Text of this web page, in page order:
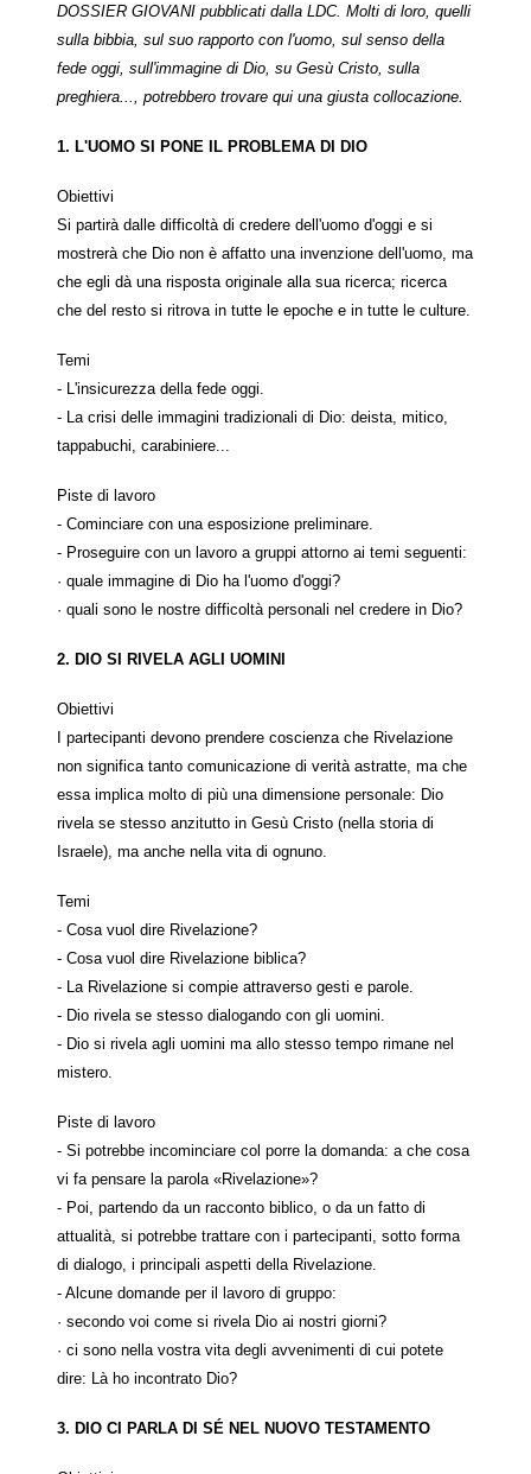
DOSSIER GIOVANI pubblicati dalla LDC. Molti di loro, quelli
sulla bibbia, sul suo rapporto con l'uomo, sul senso della
fede oggi, sull'immagine di Dio, su Gesù Cristo, sulla
preghiera..., potrebbero trovare qui una giusta collocazione.
1. L'UOMO SI PONE IL PROBLEMA DI DIO
Obiettivi
Si partirà dalle difficoltà di credere dell'uomo d'oggi e si
mostrerà che Dio non è affatto una invenzione dell'uomo, ma
che egli dà una risposta originale alla sua ricerca; ricerca
che del resto si ritrova in tutte le epoche e in tutte le culture.
Temi
- L'insicurezza della fede oggi.
- La crisi delle immagini tradizionali di Dio: deista, mitico,
tappabuchi, carabiniere...
Piste di lavoro
- Cominciare con una esposizione preliminare.
- Proseguire con un lavoro a gruppi attorno ai temi seguenti:
· quale immagine di Dio ha l'uomo d'oggi?
· quali sono le nostre difficoltà personali nel credere in Dio?
2. DIO SI RIVELA AGLI UOMINI
Obiettivi
I partecipanti devono prendere coscienza che Rivelazione
non significa tanto comunicazione di verità astratte, ma che
essa implica molto di più una dimensione personale: Dio
rivela se stesso anzitutto in Gesù Cristo (nella storia di
Israele), ma anche nella vita di ognuno.
Temi
- Cosa vuol dire Rivelazione?
- Cosa vuol dire Rivelazione biblica?
- La Rivelazione si compie attraverso gesti e parole.
- Dio rivela se stesso dialogando con gli uomini.
- Dio si rivela agli uomini ma allo stesso tempo rimane nel
mistero.
Piste di lavoro
- Si potrebbe incominciare col porre la domanda: a che cosa
vi fa pensare la parola «Rivelazione»?
- Poi, partendo da un racconto biblico, o da un fatto di
attualità, si potrebbe trattare con i partecipanti, sotto forma
di dialogo, i principali aspetti della Rivelazione.
- Alcune domande per il lavoro di gruppo:
· secondo voi come si rivela Dio ai nostri giorni?
· ci sono nella vostra vita degli avvenimenti di cui potete
dire: Là ho incontrato Dio?
3. DIO CI PARLA DI SÉ NEL NUOVO TESTAMENTO